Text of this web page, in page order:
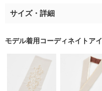
サイズ・詳細
モデル着用コーディネイトア